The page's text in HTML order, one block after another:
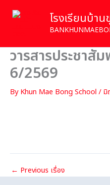
โรงเรียนบ้า
วารสารประชา
6/2569
ByKhun Mae Bong School /มิ
← Previous เรื่อง